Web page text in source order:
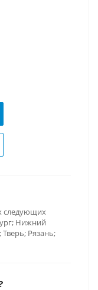
следующих
Нижний
Рязань;